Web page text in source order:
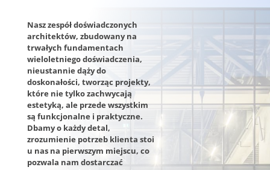
Nasz zespół doświadczonych
architektów, zbudowany na
trwałych fundamentach
wieloletniego doświadczenia,
nieustannie dąży do
doskonałości, tworząc projekty,
które nie tylko zachwycają
estetyką, ale przede wszystkim
są funkcjonalne i praktyczne.
Dbamy o każdy detal,
zrozumienie potrzeb klienta stoi
u nas na pierwszym miejscu, co
pozwala nam dostarczać